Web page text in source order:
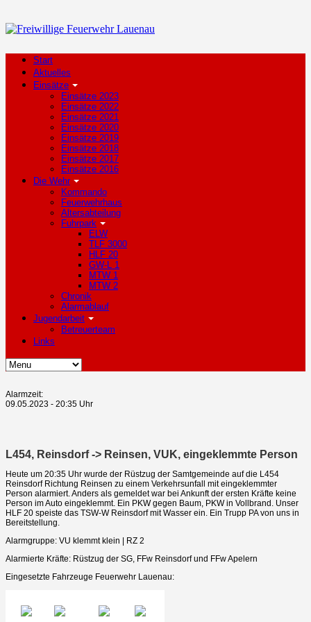
Start
Aktuelles
Einsätze
Einsätze 2023
Einsätze 2022
Einsätze 2021
Einsätze 2020
Einsätze 2019
Einsätze 2018
Einsätze 2017
Einsätze 2016
Die Wehr
Kommando
Feuerwehrhaus
Altersabteilung
Fuhrpark
ELW
TLF 3000
HLF 20
GW-L 1
MTW 1
MTW 2
Chronik
Alarmablauf
Jugendarbeit
Betreuerteam
Links
Alarmzeit:
09.05.2023 - 20:35 Uhr
L454, Reinsdorf -> Reinsen, VUK, eingeklemmte Person
Heute um 20:35 Uhr wurde der Rüstzug der Samtgemeinde auf die L454
Reinsdorf Richtung Reinsen zu einem Verkehrsunfall mit eingeklemmter
Person alarmiert. Anders als gemeldet war bei Ankunft der ersten Kräfte keine
Person im Auto eingeklemmt. Ein PKW gegen Baum, PKW in Vollbrand. Unser
HLF 20 speiste das TSW-W Reinsdorf mit Wasser ein. Ein Trupp PA von uns in
Bereitstellung.
Alarmgruppe: VU klemmt klein | RZ 2
Alarmierte Kräfte: Rüstzug der SG, FFw Reinsdorf und FFw Apelern
Eingesetzte Fahrzeuge Feuerwehr Lauenau: